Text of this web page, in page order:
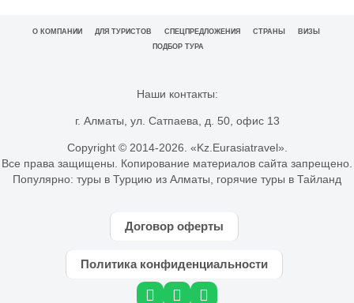
О КОМПАНИИ ДЛЯ ТУРИСТОВ СПЕЦПРЕДЛОЖЕНИЯ СТРАНЫ
ВИЗЫ
ПОДБОР ТУРА
Наши контакты:
г. Алматы, ул. Сатпаева, д. 50, офис 13
Copyright © 2014-2026. «Kz.Eurasiatravel».
Все права защищены. Копирование материалов сайта запрещено.
Популярно: туры в Турцию из Алматы горячие туры в Тайланд
Договор оферты
Политика конфиденциальности